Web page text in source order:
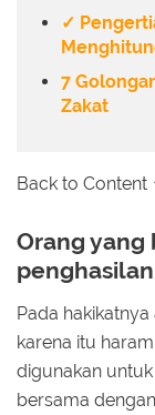
✓
7
Zakat
Back to Content
Orang
Pada
karena itu
digunakan
bersama